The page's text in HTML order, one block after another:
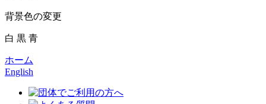
背景色の変更
白 黒 青
ホーム
English